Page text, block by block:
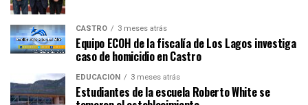
CASTRO 3 meses atrás
Equipo ECOH de la fiscalía de Los Lagos investiga
caso de homicidio en Castro
EDUCACIÓN 3 meses atrás
Estudiantes de la escuela Roberto White se